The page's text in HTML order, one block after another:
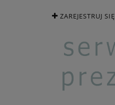
ZAREJESTRUJ SIĘ